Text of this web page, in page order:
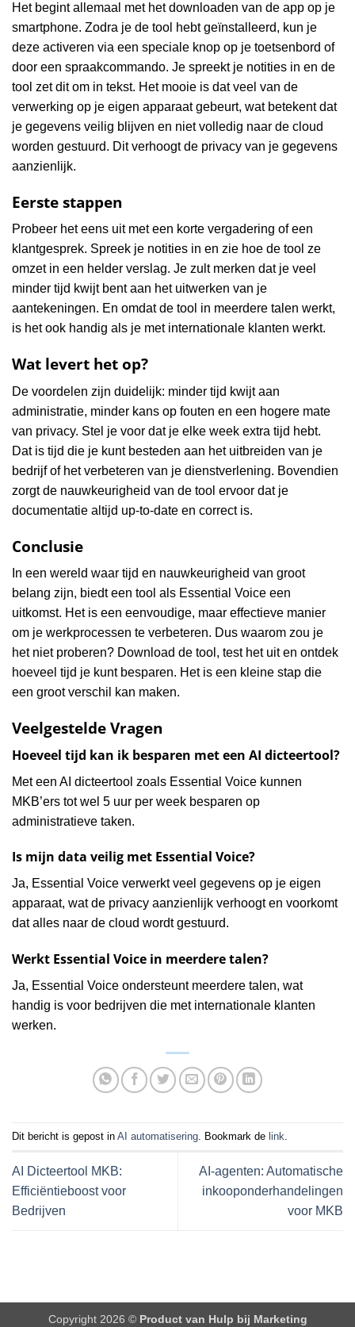
Het begint allemaal met het downloaden van de app op je
smartphone. Zodra je de tool hebt geïnstalleerd, kun je
deze activeren via een speciale knop op je toetsenbord of
door een spraakcommando. Je spreekt je notities in en de
tool zet dit om in tekst. Het mooie is dat veel van de
verwerking op je eigen apparaat gebeurt, wat betekent dat
je gegevens veilig blijven en niet volledig naar de cloud
worden gestuurd. Dit verhoogt de privacy van je gegevens
aanzienlijk.
Eerste stappen
Probeer het eens uit met een korte vergadering of een
klantgesprek. Spreek je notities in en zie hoe de tool ze
omzet in een helder verslag. Je zult merken dat je veel
minder tijd kwijt bent aan het uitwerken van je
aantekeningen. En omdat de tool in meerdere talen werkt,
is het ook handig als je met internationale klanten werkt.
Wat levert het op?
De voordelen zijn duidelijk: minder tijd kwijt aan
administratie, minder kans op fouten en een hogere mate
van privacy. Stel je voor dat je elke week extra tijd hebt.
Dat is tijd die je kunt besteden aan het uitbreiden van je
bedrijf of het verbeteren van je dienstverlening. Bovendien
zorgt de nauwkeurigheid van de tool ervoor dat je
documentatie altijd up-to-date en correct is.
Conclusie
In een wereld waar tijd en nauwkeurigheid van groot
belang zijn, biedt een tool als Essential Voice een
uitkomst. Het is een eenvoudige, maar effectieve manier
om je werkprocessen te verbeteren. Dus waarom zou je
het niet proberen? Download de tool, test het uit en ontdek
hoeveel tijd je kunt besparen. Het is een kleine stap die
een groot verschil kan maken.
Veelgestelde Vragen
Hoeveel tijd kan ik besparen met een AI dicteertool?
Met een AI dicteertool zoals Essential Voice kunnen
MKB’ers tot wel 5 uur per week besparen op
administratieve taken.
Is mijn data veilig met Essential Voice?
Ja, Essential Voice verwerkt veel gegevens op je eigen
apparaat, wat de privacy aanzienlijk verhoogt en voorkomt
dat alles naar de cloud wordt gestuurd.
Werkt Essential Voice in meerdere talen?
Ja, Essential Voice ondersteunt meerdere talen, wat
handig is voor bedrijven die met internationale klanten
werken.
Dit bericht is gepost in AI automatisering . Bookmark de link
AI Dicteertool MKB:
Efficiëntieboost voor
Bedrijven
AI-agenten: Automatische
inkooponderhandelingen
voor MKB
Copyright 2026 © Product van Hulp bij Marketing